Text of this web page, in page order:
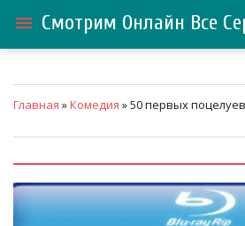
menu Смотрим Онлайн Все
Главная »Комедия » 50 первых поцелуев